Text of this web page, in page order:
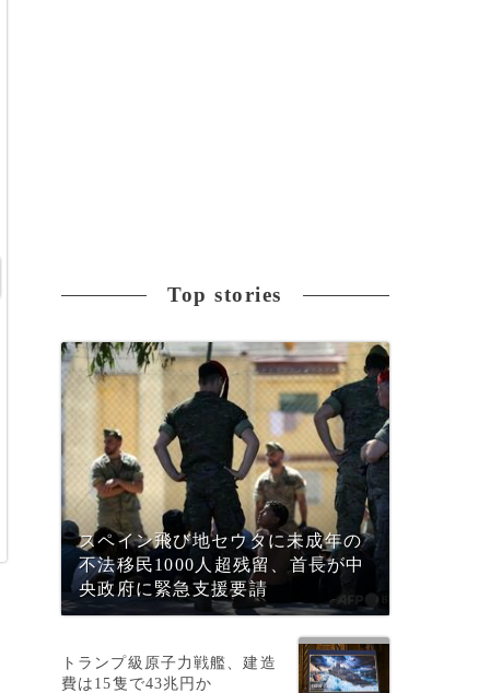
Top stories
スペイン飛び地セウタに未成年の
不法移民1000人超残留、首長が中
央政府に緊急支援要請
トランプ級原子力戦艦、建造
費は15隻で43兆円か